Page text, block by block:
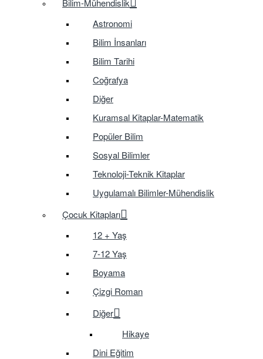
Astronomi
Bilim İnsanları
Bilim Tarihi
Coğrafya
Diğer
Kuramsal Kitaplar-Matematik
Popüler Bilim
Sosyal Bilimler
Teknoloji-Teknik Kitaplar
Uygulamalı Bilimler-Mühendislik
Çocuk Kitapları
12 + Yaş
7-12 Yaş
Boyama
Çizgi Roman
Diğer
Hikaye
Dini Eğitim